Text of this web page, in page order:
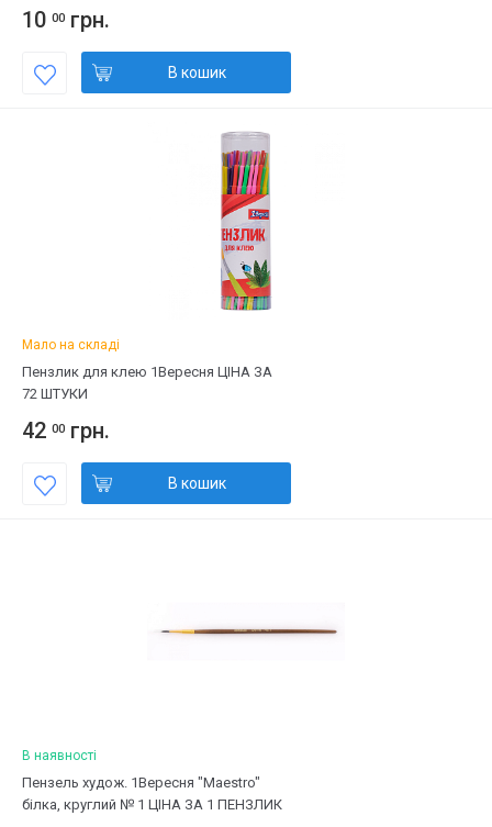
10 00 грн.
В кошик
Мало на складі
Пензлик для клею 1Вересня ЦІНА ЗА
72 ШТУКИ
42 00 грн.
В кошик
В наявності
Пензель худож. 1Вересня "Maestro"
білка, круглий № 1 ЦІНА ЗА 1 ПЕНЗЛИК